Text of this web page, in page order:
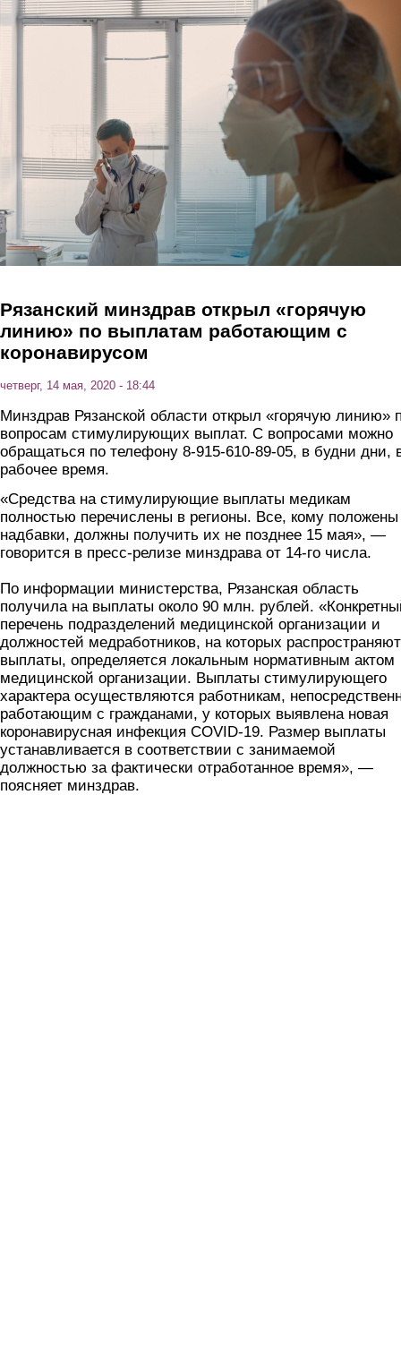
Перейти к основному содержанию
Рязанский минздрав открыл «горячую
линию» по выплатам работающим с
коронавирусом
четверг, 14 мая, 2020 - 18:44
Минздрав Рязанской области открыл «горячую линию»
вопросам стимулирующих выплат. С вопросами можно
обращаться по телефону 8-915-610-89-05, в будни дни,
рабочее время.
«Средства на стимулирующие выплаты медикам
полностью перечислены в регионы. Все, кому положены
надбавки, должны получить их не позднее 15 мая», —
говорится в пресс-релизе минздрава от 14-го числа.
По информации министерства, Рязанская область
получила на выплаты около 90 млн. рублей.
перечень подразделений медицинской организации и
должностей медработников, на которых
выплаты, определяется локальным нормативным актом
медицинской организации. Выплаты стимулирующего
характера осуществляются работникам,
работающим с гражданами, у которых выявлена новая
коронавирусная инфекция COVID-19. Размер выплаты
устанавливается в соответствии с занимаемой
должностью за фактически отработанное время», —
поясняет минздрав.